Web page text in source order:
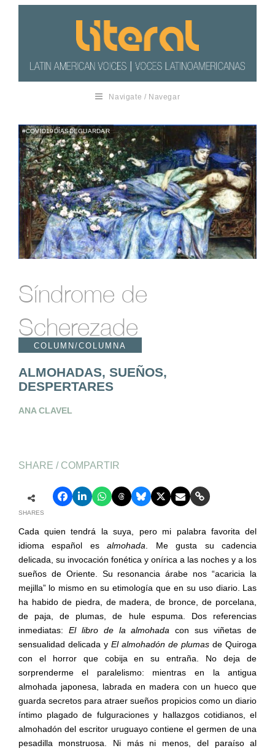
Navigate / Navegar
#COVID19DÍASDEGUARDAR
Síndrome de
Scherezade
COLUMN/COLUMNA
ALMOHADAS, SUEÑOS,
DESPERTARES
ANA CLAVEL
SHARE / COMPARTIR
SHARES
Cada quien tendrá la suya, pero mi palabra favorita del
idioma español esalmohada . Me gusta su cadencia
delicada, su invocación fonética y onírica a las noches y a los
sueños de Oriente. Su resonancia árabe nos “acaricia la
mejilla” lo mismo en su etimología que en su uso diario. Las
ha habido de piedra, de madera, de bronce, de porcelana,
de paja, de plumas, de hule espuma. Dos referencias
inmediatas: El libro de la almohada con sus viñetas de
sensualidad delicada y El almohadón de plumas de Quiroga
con el horror que cobija en su entraña. No deja de
sorprenderme el paralelismo: mientras en la antigua
almohada japonesa, labrada en madera con un hueco que
guarda secretos para atraer sueños propicios como un diario
íntimo plagado de fulguraciones y hallazgos cotidianos, el
almohadón del escritor uruguayo contiene el germen de una
pesadilla monstruosa. Ni más ni menos, del paraíso al